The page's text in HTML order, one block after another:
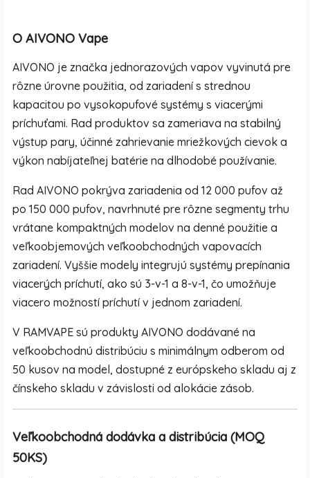
O AIVONO Vape
AIVONO je značka jednorazových vapov vyvinutá pre
rôzne úrovne použitia, od zariadení s strednou
kapacitou po vysokopufové systémy s viacerými
príchuťami. Rad produktov sa zameriava na stabilný
výstup pary, účinné zahrievanie mriežkových cievok a
výkon nabíjateľnej batérie na dlhodobé používanie.
Rad AIVONO pokrýva zariadenia od 12 000 pufov až
po 150 000 pufov, navrhnuté pre rôzne segmenty trhu
vrátane kompaktných modelov na denné použitie a
veľkoobjemových veľkoobchodných vapovacích
zariadení. Vyššie modely integrujú systémy prepínania
viacerých príchutí, ako sú 3-v-1 a 8-v-1, čo umožňuje
viacero možností príchutí v jednom zariadení.
V RAMVAPE sú produkty AIVONO dodávané na
veľkoobchodnú distribúciu s minimálnym odberom od
50 kusov na model, dostupné z európskeho skladu aj z
čínskeho skladu v závislosti od alokácie zásob.
Veľkoobchodná dodávka a distribúcia (MOQ
50KS)